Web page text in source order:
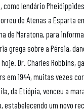
como lendário
de Atenas a Esparta
de Maratona, para
grega sobre a Pérsia,
Dr. Charles Robbins,
em 1944, muitas vezes
da Etiópia, venceu a
estabelecendo um novo